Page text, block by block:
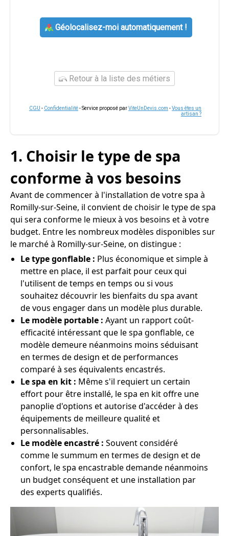
Géolocalisez-moi automatiquement !
Retour à la liste des métiers
CGU - Confidentialité- Service proposé parViteUnDevis.com -Vous êtes un
artisan ?
1. Choisir le type de spa
conforme à vos besoins
Avant de commencer à l'installation de votre spa à
Romilly-sur-Seine, il convient de choisir le type de spa
qui sera conforme le mieux à vos besoins et à votre
budget. Entre les nombreux modèles disponibles sur
le marché à Romilly-sur-Seine, on distingue :
Le type gonflable : Plus économique et simple à
mettre en place, il est parfait pour ceux qui
l'utilisent de temps en temps ou si vous
souhaitez découvrir les bienfaits du spa avant
de vous engager dans un modèle plus durable.
Le modèle portable : Ayant un rapport coût-
efficacité intéressant que le spa gonflable, ce
modèle demeure néanmoins moins séduisant
en termes de design et de performances
comparé à ses équivalents encastrés.
Le spa en kit : Même s'il requiert un certain
effort pour être installé, le spa en kit offre une
panoplie d'options et autorise d'accéder à des
équipements de meilleure qualité et
personnalisables.
Le modèle encastré : Souvent considéré
comme le summum en termes de design et de
confort, le spa encastrable demande néanmoins
un budget conséquent et une installation par
des experts qualifiés.